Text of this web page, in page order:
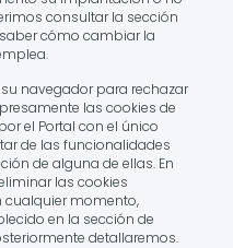
consultar la sección
cómo cambiar la
navegador para rechazar
las cookies de
el Portal con el único
de las funcionalidades
de alguna de ellas. En
las cookies
cualquier momento,
en la sección de
detallaremos.